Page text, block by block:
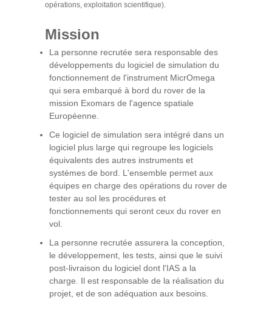
opérations, exploitation scientifique).
Mission
La personne recrutée sera responsable des
développements du logiciel de simulation du
fonctionnement de l'instrument MicrOmega
qui sera embarqué à bord du rover de la
mission Exomars de l'agence spatiale
Européenne.
Ce logiciel de simulation sera intégré dans un
logiciel plus large qui regroupe les logiciels
équivalents des autres instruments et
systèmes de bord. L'ensemble permet aux
équipes en charge des opérations du rover de
tester au sol les procédures et
fonctionnements qui seront ceux du rover en
vol.
La personne recrutée assurera la conception,
le développement, les tests, ainsi que le suivi
post-livraison du logiciel dont l'IAS a la
charge. Il est responsable de la réalisation du
projet, et de son adéquation aux besoins.